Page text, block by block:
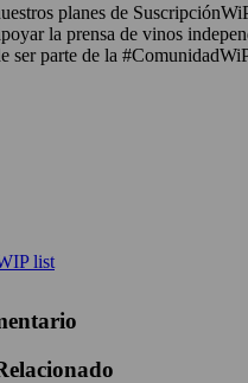
planes de
la prensa de vinos
ser parte de la
list